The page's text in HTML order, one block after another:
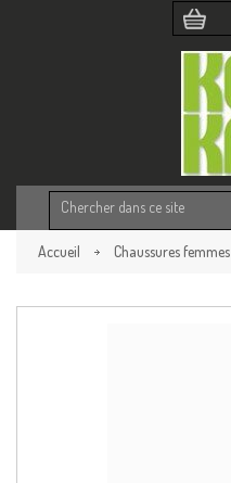
Accueil Chaussures femmes